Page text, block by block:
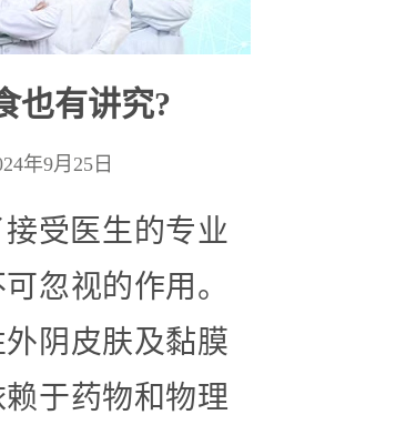
也有讲究?
年9月25日
受医生的专业
忽视的作用。
阴皮肤及黏膜
于药物和物理